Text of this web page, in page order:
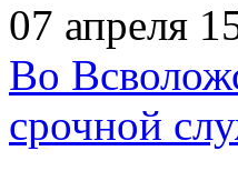
07 апреля
Во
срочной